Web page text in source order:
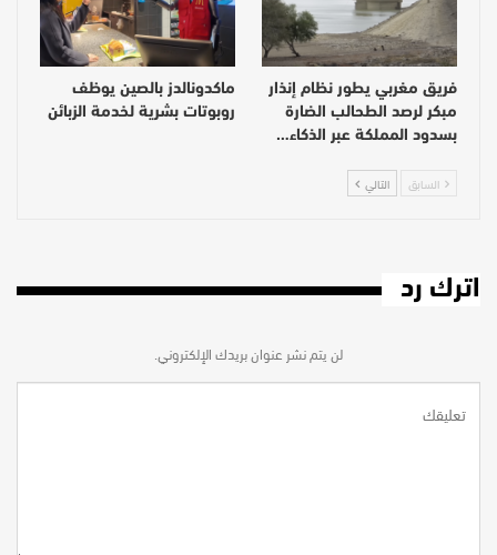
فريق مغربي يطور نظام إنذار
مبكر لرصد الطحالب الضارة
بسدود المملكة عبر الذكاء…
ماكدونالدز بالصين يوظف
روبوتات بشرية لخدمة الزبائن
السابق التالي
اترك رد
لن يتم نشر عنوان بريدك الإلكتروني.